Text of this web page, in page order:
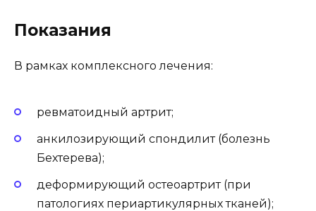
Показания
В рамках комплексного лечения:
ревматоидный артрит;
анкилозирующий спондилит (болезнь
Бехтерева);
деформирующий остеоартрит (при
патологиях периартикулярных тканей);